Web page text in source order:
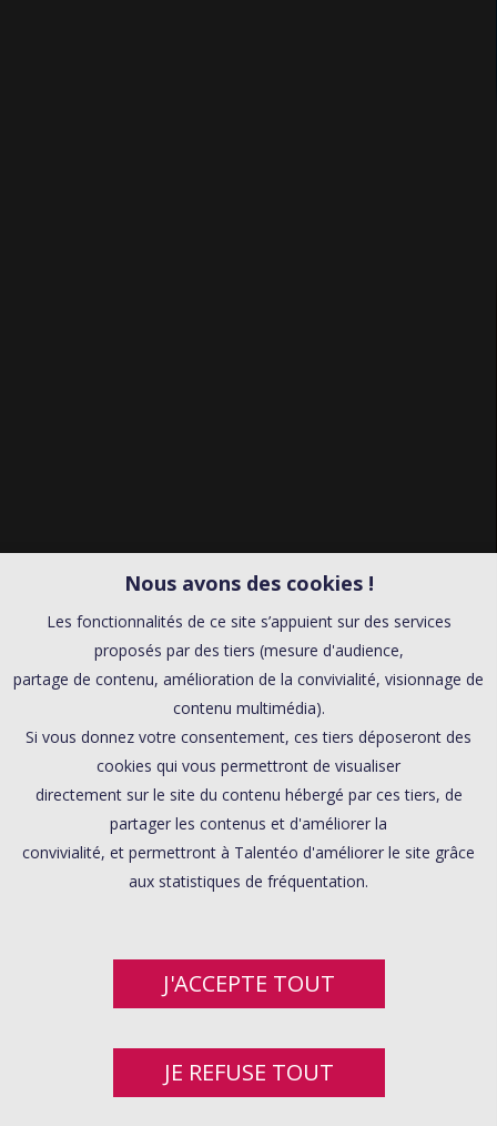
Nous avons des cookies !
Les fonctionnalités de ce site s’appuient sur des services
proposés par des tiers (mesure d'audience,
partage de contenu, amélioration de la convivialité, visionnage de
contenu multimédia).
Si vous donnez votre consentement, ces tiers déposeront des
cookies qui vous permettront de visualiser
directement sur le site du contenu hébergé par ces tiers, de
partager les contenus et d'améliorer la
convivialité, et permettront à Talentéo d'améliorer le site grâce
aux statistiques de fréquentation.
J'ACCEPTE TOUT
JE REFUSE TOUT